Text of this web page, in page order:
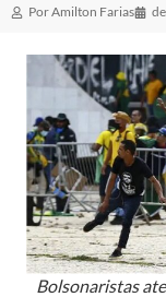
PorAmilton Farias
Bolsonaristas